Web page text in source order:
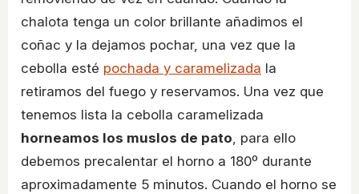
chalota tenga un color brillante añadimos el
coñac y la dejamos pochar, una vez que la
cebolla esté pochada y caramelizada la
retiramos del fuego y reservamos. Una vez que
tenemos lista la cebolla caramelizada
horneamos los muslos de pato, para ello
debemos precalentar el horno a 180º durante
aproximadamente 5 minutos. Cuando el horno se